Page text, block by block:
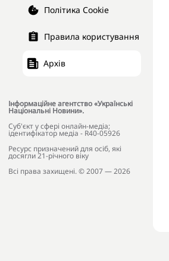
Політика Cookie
Правила користування
Архів
Інформаційне агентство «Українські
Національні Новини».
Cуб'єкт у сфері онлайн-медіа;
ідентифікатор медіа - R40-05926
Ресурс призначений для осіб, які
досягли 21-річного віку
Всі права захищені. © 2007 — 2026